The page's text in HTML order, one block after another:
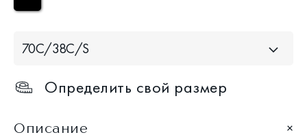
70С/38С/S
Определить свой размер
Описание